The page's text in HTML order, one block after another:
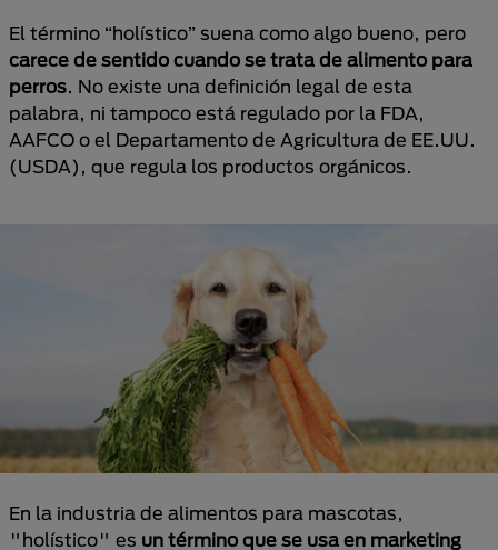
El término “holístico” suena como algo bueno, pero
carece de sentido cuando se trata de alimento para
perros. No existe una definición legal de esta
palabra, ni tampoco está regulado por la FDA,
AAFCO o el Departamento de Agricultura de EE.UU.
(USDA), que regula los productos orgánicos.
En la industria de alimentos para mascotas,
"holístico" es un término que se usa en marketing